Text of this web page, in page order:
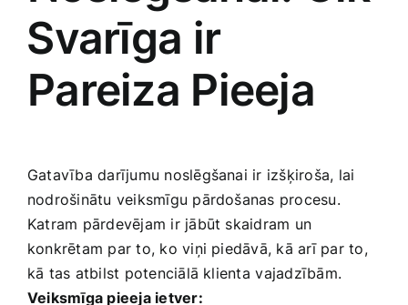
⁣Svarīga ir
Pareiza Pieeja
Gatavība darījumu noslēgšanai ‌ir izšķiroša, lai
nodrošinātu veiksmīgu pārdošanas procesu.
Katram ‌pārdevējam ir jābūt skaidram ⁤un
konkrētam par to,‌ ko viņi piedāvā, kā arī par to,
kā tas atbilst potenciālā klienta⁢ vajadzībām.
Veiksmīga pieeja ietver: